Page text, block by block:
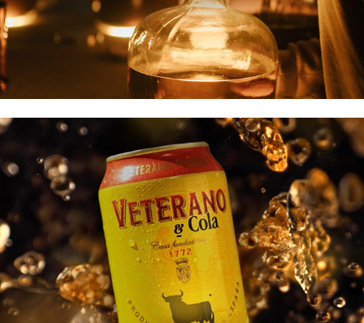
Veterano & Cola